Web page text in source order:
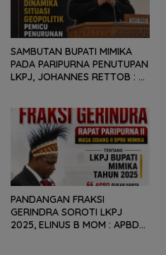
SAMBUTAN BUPATI MIMIKA
PADA PARIPURNA PENUTUPAN
LKPJ, JOHANNES RETTOB :
PENURUNAN FISKAL DAERAH
PANDANGAN FRAKSI
GERINDRA SOROTI LKPJ
2025, ELINUS B MOM : APBD